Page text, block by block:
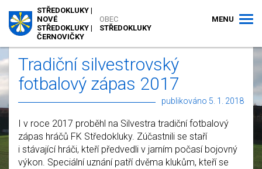
OBEC
STŘEDOKLUKY
STŘEDOKLUKY |
NOVÉ
STŘEDOKLUKY |
ČERNOVIČKY
MENU
Tradiční silvestrovský
fotbalový zápas 2017
publikováno 5. 1. 2018
I v roce 2017 proběhl na Silvestra tradiční fotbalový
zápas hráčů FK Středokluky. Zúčastnili se staří
i stávající hráči, kteří předvedli v jarním počasí bojovný
výkon. Speciální uznání patří dvěma klukům, kteří se